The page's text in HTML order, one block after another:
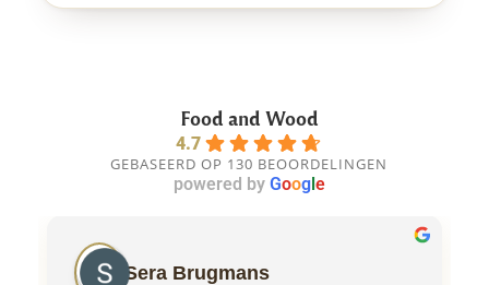
Food and Wood
4.7
GEBASEERD OP 130 BEOORDELINGEN
powered by Googl e
Sera Brugmans